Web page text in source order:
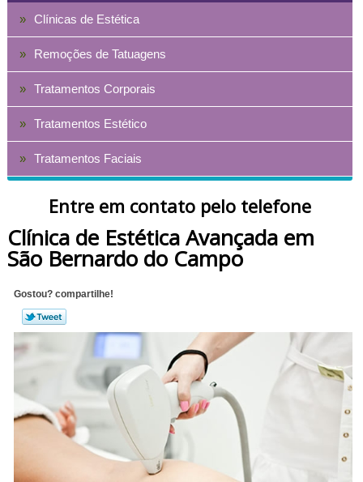
Clínicas de Estética
Remoções de Tatuagens
Tratamentos Corporais
Tratamentos Estético
Tratamentos Faciais
Entre em contato pelo telefone
Clínica de Estética Avançada em
São Bernardo do Campo
Gostou? compartilhe!